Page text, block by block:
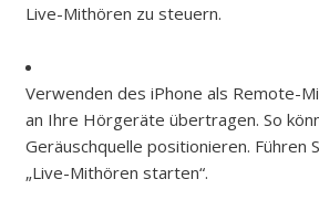
Live-Mithören zu steuern.
Verwenden des iPhone als Remote-
an Ihre Hörgeräte übertragen. So
Geräuschquelle positionieren. Führen
„Live-Mithören starten“.